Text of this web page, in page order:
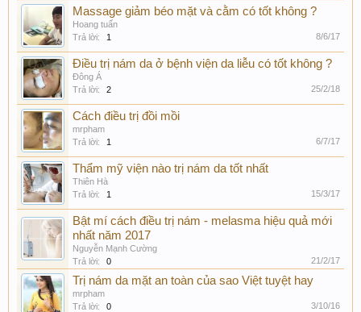
Massage giảm béo mặt và cằm có tốt không ?
Hoang tuấn
Trả lời:
1 8/6/17
Điều trị nám da ở bệnh viện da liễu có tốt không ?
Đông Á
Trả lời:
2 25/2/18
Cách điều trị đồi mồi
mrpham
Trả lời:
1 6/7/17
Thẩm mỹ viện nào trị nám da tốt nhất
Thiên Hà
Trả lời:
1 15/3/17
Bật mí cách điều trị nám - melasma hiệu quả mới
nhất năm 2017
Nguyễn Mạnh Cường
Trả lời:
0 21/2/17
Trị nám da mặt an toàn của sao Việt tuyệt hay
mrpham
Trả lời:
0 3/10/16